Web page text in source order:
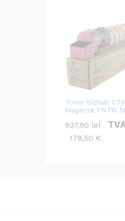
Toner Bizhub
Magenta TN715 M
937,90 lei
178,50 €